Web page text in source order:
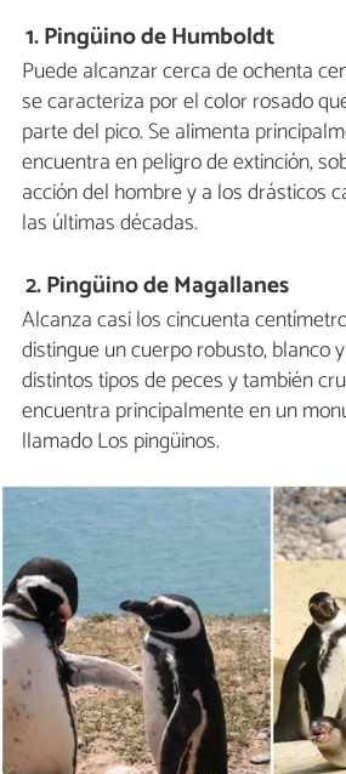
1. Pingüino de Humboldt
Puede alcanzar cerca de ochenta
se caracteriza por el color rosado
parte del pico. Se alimenta
encuentra en peligro de extinción,
acción del hombre y a los drásticos
las últimas décadas.
2. Pingüino de Magallanes
Alcanza casi los cincuenta
distingue un cuerpo robusto, blanco
distintos tipos de peces y también
encuentra principalmente en un
llamado Los pingüinos.